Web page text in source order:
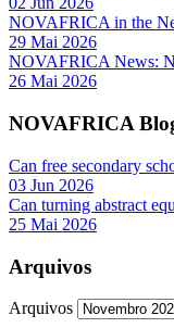
NOVAFRICA in the
29 Mai 2026
NOVAFRICA News:
26 Mai 2026
NOVAFRICA
Can free secondary
03 Jun 2026
Can turning abstract
25 Mai 2026
Arquivos
Arquivos